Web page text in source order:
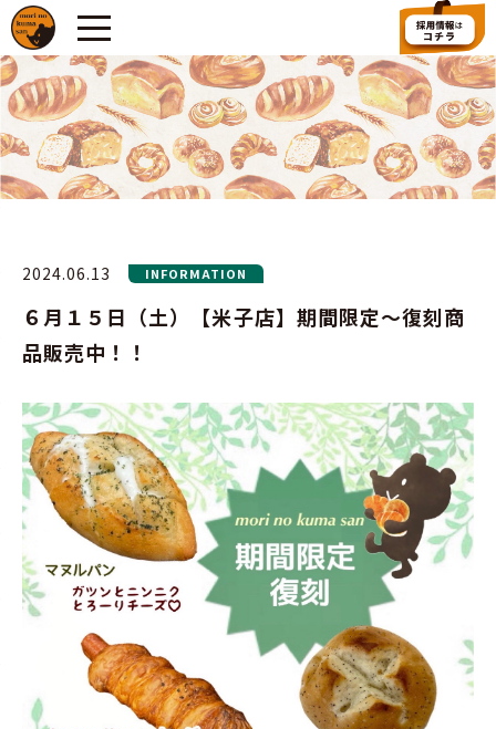
2024.06.13 INFORMATION
６月１５日（土）【米子店】期間限定～復刻商
品販売中！！